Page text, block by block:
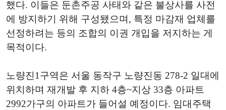
했다. 이들은 둔촌주공 사태와 같은 불상사를 사전
에 방지하기 위해 구성됐으며, 특정 마감재 업체를
선정하려는 등의 조합의 이권 개입을 저지하는 게
목적이다.
노량진1구역은 서울 동작구 노량진동 278-2 일대에
위치하며 재개발 후 지하 4층~지상 33층 아파트
2992가구의 아파트가 들어설 예정이다. 임대주택